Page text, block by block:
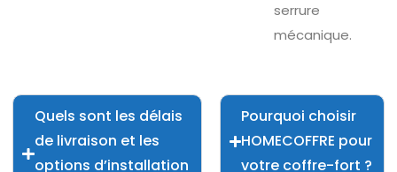
serrure
mécanique.
Quels sont les délais
de livraison et les
options d’installation
Pourquoi choisir
HOMECOFFRE pour
votre coffre-fort ?